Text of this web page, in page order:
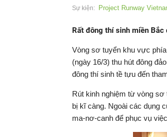
Sự kiện: Project Runway
Rất đông thí sinh miền
Vòng sơ tuyển khu vực
(ngày 16/3) thu hút đông
đông thí sinh tề tựu đến
Rút kinh nghiệm từ vòng
bị kĩ càng. Ngoài các dụng
ma-nơ-canh để phục vụ việc